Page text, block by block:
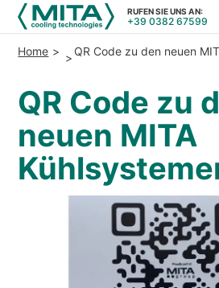
RUFEN SIE UNS AN:
+39 0382 67599
PRODUKTE
ANWENDUNGEN
DIENSTLEISTUNGEN &
SERVICE
HILFSMITTEL
+39 0382 67599
Home QR Code zu den neuen
QR Code zu
neuen MITA